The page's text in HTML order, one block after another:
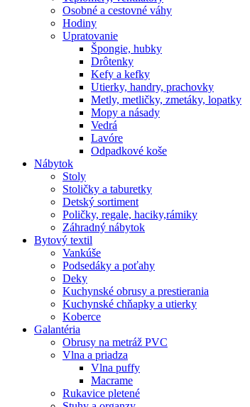
Osobné a cestovné váhy
Hodiny
Upratovanie
Špongie, hubky
Drôtenky
Kefy a kefky
Utierky, handry, prachovky
Metly, metličky, zmetáky, lopatky
Mopy a násady
Vedrá
Lavóre
Odpadkové koše
Nábytok
Stoly
Stoličky a taburetky
Detský sortiment
Poličky, regale, haciky,rámiky
Záhradný nábytok
Bytový textil
Vankúše
Podsedáky a poťahy
Deky
Kuchynské obrusy a prestierania
Kuchynské chňapky a utierky
Koberce
Galantéria
Obrusy na metráž PVC
Vlna a priadza
Vlna puffy
Macrame
Rukavice pletené